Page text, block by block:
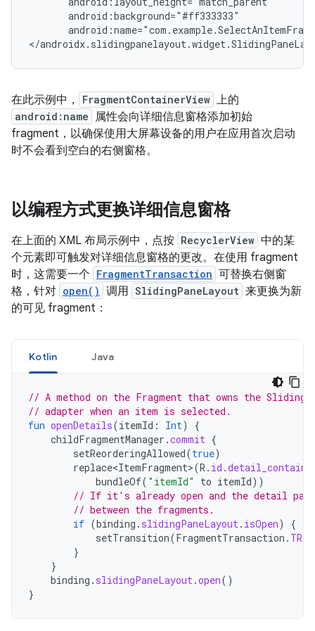
在此示例中， FragmentContainerView 上的
android:name 属性会向详细信息窗格添加初始
fragment，以确保使用大屏幕设备的用户在应用首次启动
时不会看到空白的右侧窗格。
以编程方式更换详细信息窗格
在上面的 XML 布局示例中，点按 RecyclerView 中的某
个元素即可触发对详细信息窗格的更改。在使用 fragment
时，这需要一个 FragmentTransaction 可替换右侧窗
格，针对 open() 调用 SlidingPaneLayout 来更换为新
的可见 fragment：
Kotlin Java
// A method on the Fragment that owns the
// adapter when an item is selected.
fun openDetails(itemId : Int)
{
childFragmentManager .commit {
setReorderingAllowed(true)
replace<ItemFragment>(R . id .
bundleOf( "itemId" to itemId))
// If it's already open and the detail
// between the fragments.
if (binding . slidingPaneLayout. isOpen)
{
setTransition(FragmentTransaction .
}
}
binding . slidingPaneLayout.open()
}